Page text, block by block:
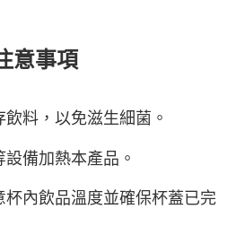
意事項
料，以免滋生細菌。
備加熱本產品。
杯內飲品溫度並確保杯蓋已完